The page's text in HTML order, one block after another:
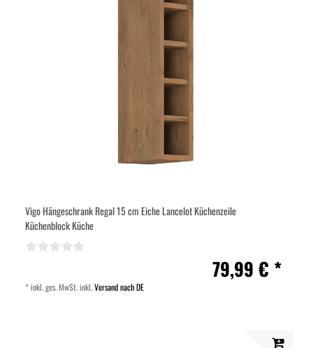
Vigo Hängeschrank Regal 15 cm Eiche Lancelot Küchenzeile
Küchenblock Küche
79,99 € *
*inkl. ges. MwSt.inkl.Versand nach DE